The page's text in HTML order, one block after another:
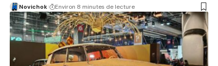
Novichok Environ 8 minutes de lecture